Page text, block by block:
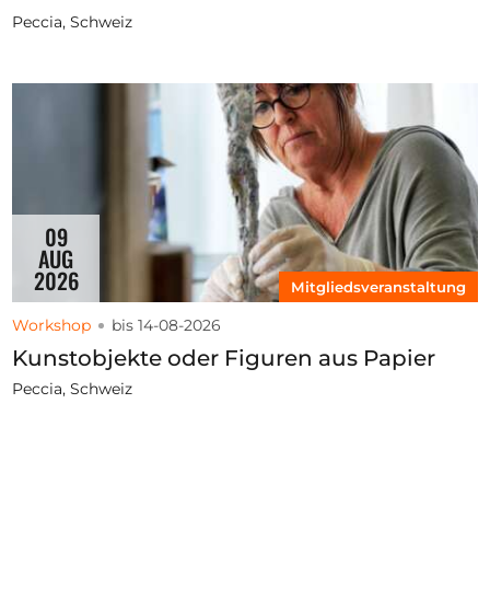
Peccia, Schweiz
09
AUG
2026 Mitgliedsveranstaltung
Workshop bis 14-08-2026
Kunstobjekte oder Figuren aus Papier
Peccia, Schweiz